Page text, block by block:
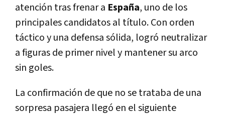
atención tras frenar a España, uno de los
principales candidatos al título. Con orden
táctico y una defensa sólida, logró neutralizar
a figuras de primer nivel y mantener su arco
sin goles.
La confirmación de que no se trataba de una
sorpresa pasajera llegó en el siguiente